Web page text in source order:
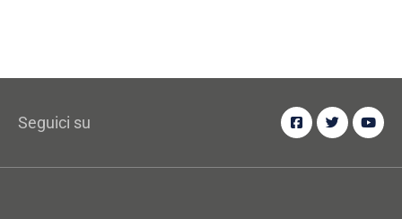
Seguici su